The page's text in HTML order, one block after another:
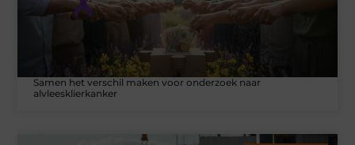
Samen het verschil maken voor onderzoek naar
alvleesklierkanker